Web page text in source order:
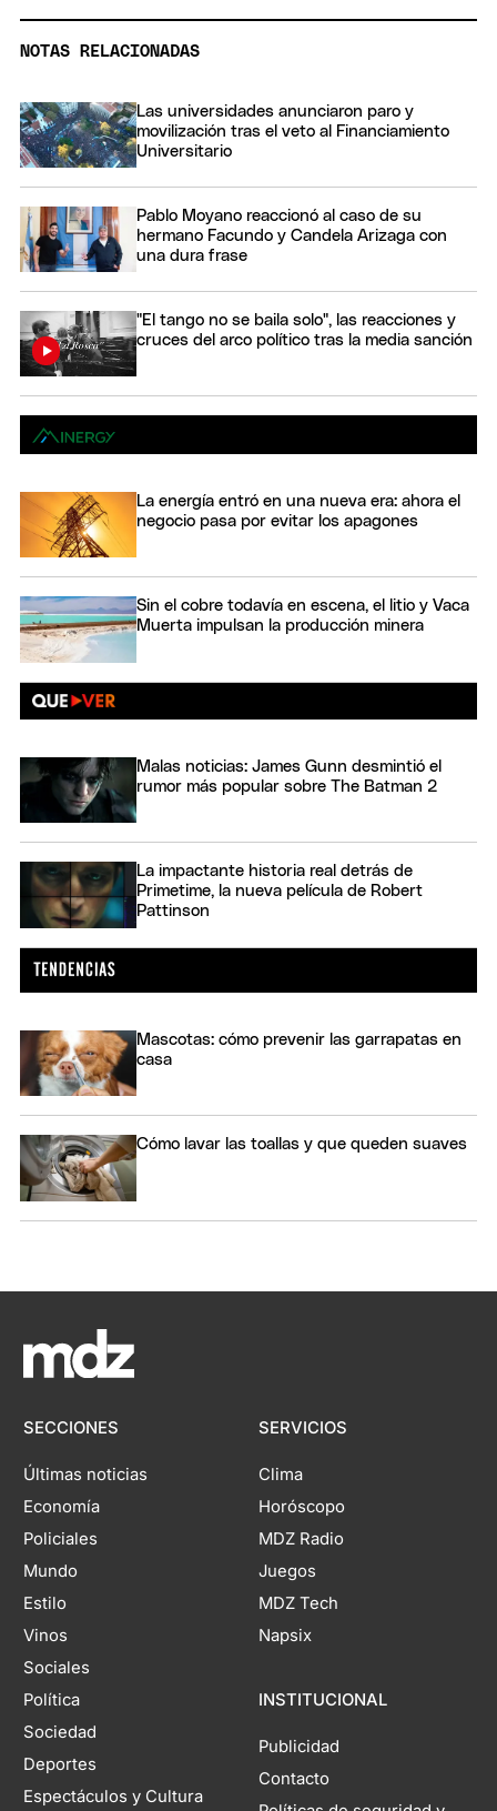
NOTAS RELACIONADAS
Las universidades anunciaron paro y
movilización tras el veto al Financiamiento
Universitario
Pablo Moyano reaccionó al caso de su
hermano Facundo y Candela Arizaga con
una dura frase
"El tango no se baila solo", las reacciones y
cruces del arco político tras la media sanción
La energía entró en una nueva era: ahora el
negocio pasa por evitar los apagones
Sin el cobre todavía en escena, el litio y Vaca
Muerta impulsan la producción minera
Malas noticias: James Gunn desmintió el
rumor más popular sobre The Batman 2
La impactante historia real detrás de
Primetime, la nueva película de Robert
Pattinson
Mascotas: cómo prevenir las garrapatas en
casa
Cómo lavar las toallas y que queden suaves
SECCIONES
Últimas noticias
Economía
Policiales
Mundo
Estilo
Vinos
Sociales
Política
Sociedad
Deportes
Espectáculos y Cultura
SERVICIOS
Clima
Horóscopo
MDZ Radio
Juegos
MDZ Tech
Napsix
INSTITUCIONAL
Publicidad
Contacto